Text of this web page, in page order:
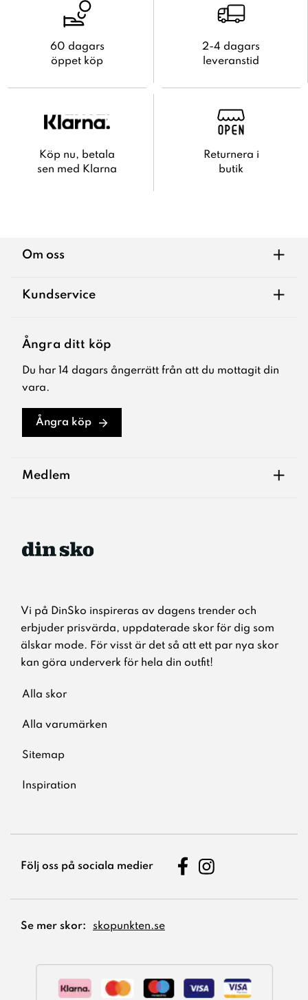
60 dagars
öppet köp
2-4 dagars
leveranstid
Köp nu, betala
sen med Klarna
Returnera i
butik
Om oss +
Kundservice +
Ångra ditt köp
Du har 14 dagars ångerrätt från att du mottagit din
vara.
Ångra köp
Medlem +
Vi på DinSko inspireras av dagens trender och
erbjuder prisvärda, uppdaterade skor för dig som
älskar mode. För visst är det så att ett par nya skor
kan göra underverk för hela din outfit!
Alla skor
Alla varumärken
Sitemap
Inspiration
Följ oss på sociala medier
Se mer skor: skopunkten.se